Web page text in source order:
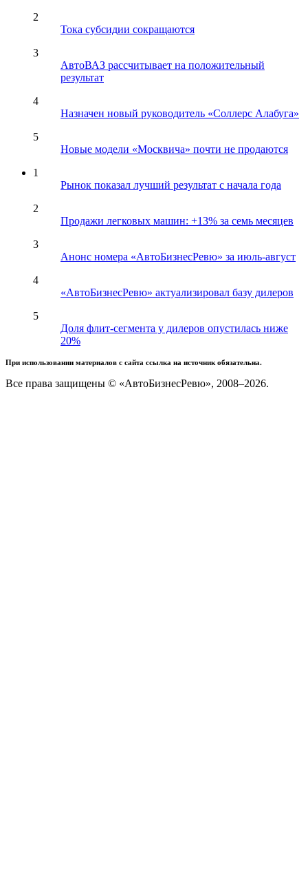
2
Тока субсидии сокращаются
3
АвтоВАЗ рассчитывает на положительный
результат
4
Назначен новый руководитель «Соллерс Алабуга»
5
Новые модели «Москвича» почти не продаются
1
Рынок показал лучший результат с начала года
2
Продажи легковых машин: +13% за семь месяцев
3
Анонс номера «АвтоБизнесРевю» за июль-август
4
«АвтоБизнесРевю» актуализировал базу дилеров
5
Доля флит-сегмента у дилеров опустилась ниже
20%
При использовании материалов с сайта ссылка на источник обязательна.
Все права защищены © «АвтоБизнесРевю», 2008–2026.